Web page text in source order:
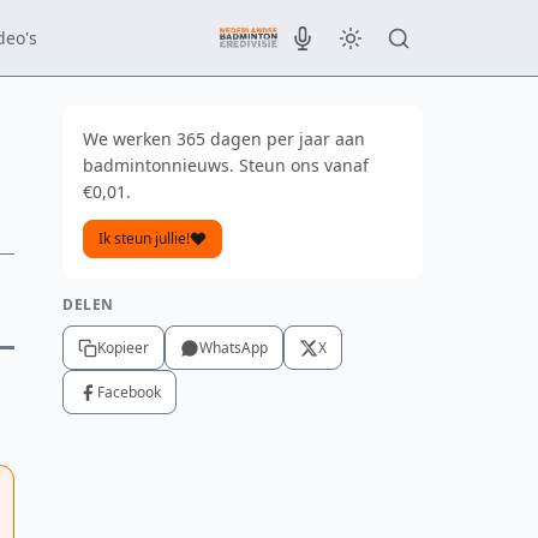
We werken 365 dagen per jaar aan
badmintonnieuws. Steun ons vanaf
€0,01.
Ik steun jullie!
DELEN
Kopieer WhatsApp X
Facebook